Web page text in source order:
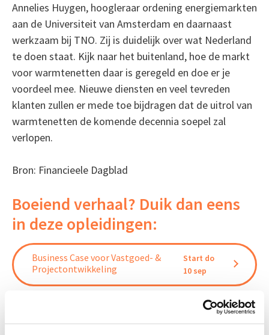
Annelies Huygen, hoogleraar ordening energiemarkten
aan de Universiteit van Amsterdam en daarnaast
werkzaam bij TNO. Zij is duidelijk over wat Nederland
te doen staat. Kijk naar het buitenland, hoe de markt
voor warmtenetten daar is geregeld en doe er je
voordeel mee. Nieuwe diensten en veel tevreden
klanten zullen er mede toe bijdragen dat de uitrol van
warmtenetten de komende decennia soepel zal
verlopen.
Bron: Financieele Dagblad
Boeiend verhaal? Duik dan eens
in deze opleidingen:
Business Case voor Vastgoed- &
Projectontwikkeling
Start do
10 sep
Vastgoed en DMJOP
Start di 8
sep